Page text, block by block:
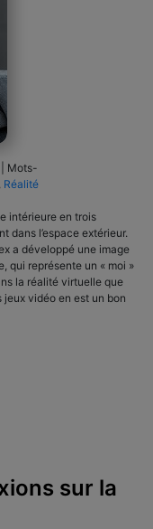
Mots-
Réalité
intérieure en trois
dans l’espace extérieur.
a développé une image
qui représente un « moi »
la réalité virtuelle que
vidéo en est un bon
sur la